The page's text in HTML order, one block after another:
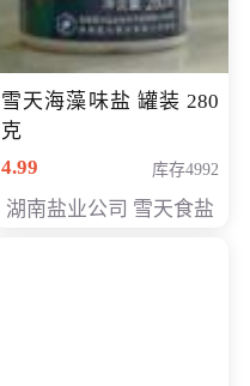
雪天海藻味盐 罐装 280
克
4.99
库存4992
湖南盐业公司 雪天食盐